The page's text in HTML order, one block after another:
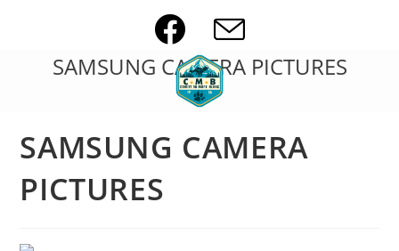
SAMSUNG CAMERA PICTURES
SAMSUNG CAMERA
PICTURES